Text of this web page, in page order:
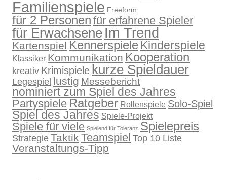
Familienspiele Freeform
für 2 Personen für erfahrene Spieler
für Erwachsene Im Trend
Kartenspiel Kennerspiele Kinderspiele
Klassiker Kommunikation Kooperation
kreativ Krimispiele kurze Spieldauer
Legespiel lustig Messebericht
nominiert zum Spiel des Jahres
Partyspiele Ratgeber Rollenspiele Solo-Spiel
Spiel des Jahres Spiele-Projekt
Spiele für viele Spielend für Toleranz Spielepreis
StrategieTaktik Teamspiel Top 10 Liste
Veranstaltungs-Tipp